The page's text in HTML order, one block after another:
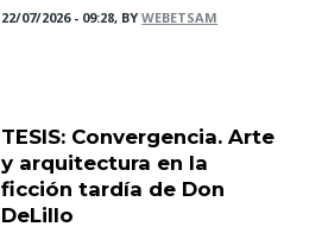
22/07/2026 - 09:28, BYWEBETSAM
TESIS: Convergencia. Arte
y arquitectura en la
ficción tardía de Don
DeLillo